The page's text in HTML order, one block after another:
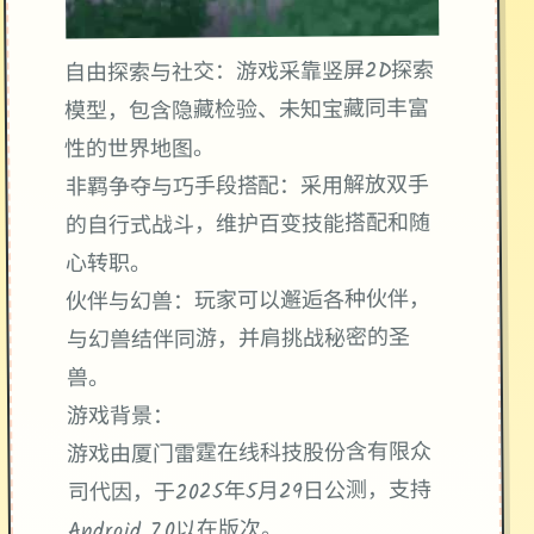
自由探索与社交：游戏采靠竖屏2D探索
模型，包含隐藏检验、未知宝藏同丰富
性的世界地图。
非羁争夺与巧手段搭配：采用解放双手
的自行式战斗，维护百变技能搭配和随
心转职。
伙伴与幻兽：玩家可以邂逅各种伙伴，
与幻兽结伴同游，并肩挑战秘密的圣
兽。
游戏背景：
游戏由厦门雷霆在线科技股份含有限众
司代因，于2025年5月29日公测，支持